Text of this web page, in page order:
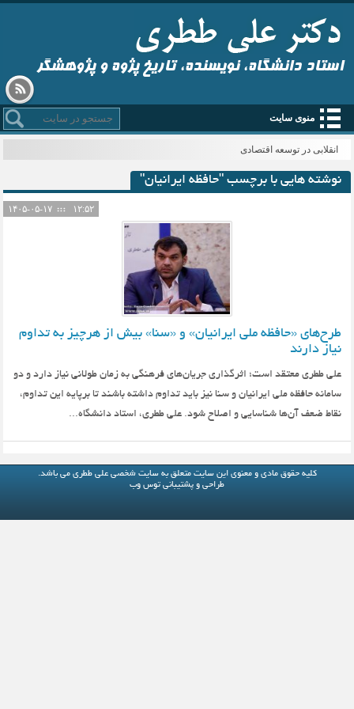
استاد دانشگاه، نویسنده، تاریخ پژوه و پژوهشگر
منوی سایت
انقلابی در توسعه اقتصادی
نوشته هایی با برچسب "حافظه ایرانیان"
۱۲:۵۲
طرح‌های «حافظه ملی ایرانیان» و «سنا» بیش از هرچیز به تداوم
نیاز دارند
علی ططری معتقد است؛ اثرگذاری جریان‌های فرهنگی به زمان طولانی نیاز دارد و دو
سامانه حافظه ملی ایرانیان و سنا نیز باید تداوم داشته باشند تا برپایه این تداوم،
نقاط ضعف آن‌ها شناسایی و اصلاح شود. علی ططری، استاد دانشگاه...
کلیه حقوق مادی و معنوی این سایت متعلق بهسایت شخصی علی ططری می باشد.
طراحی و پشتیبانی توس وب